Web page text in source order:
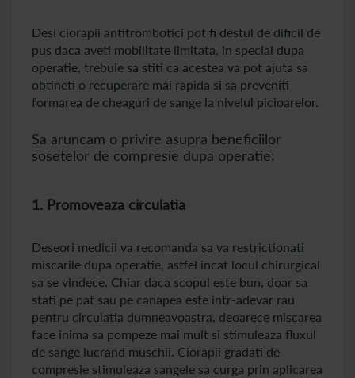
Desi ciorapii antitrombotici pot fi destul de dificil de
pus daca aveti mobilitate limitata, in special dupa
operatie, trebuie sa stiti ca acestea va pot ajuta sa
obtineti o recuperare mai rapida si sa preveniti
formarea de cheaguri de sange la nivelul picioarelor.
Sa aruncam o privire asupra beneficiilor
sosetelor de compresie dupa operatie:
1. Promoveaza circulatia
Deseori medicii va recomanda sa va restrictionati
miscarile dupa operatie, astfel incat locul chirurgical
sa se vindece. Chiar daca scopul este bun, doar sa
stati pe pat sau pe canapea este intr-adevar rau
pentru circulatia dumneavoastra, deoarece miscarea
face inima sa pompeze mai mult si stimuleaza fluxul
de sange lucrand muschii. Ciorapii gradati de
compresie stimuleaza sangele sa curga prin aplicarea